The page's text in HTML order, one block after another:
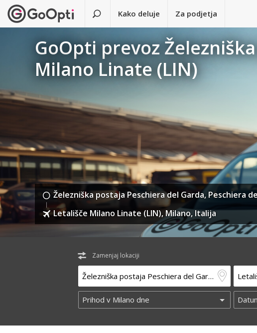
Kako deluje Za podjetja
GoOpti prevoz
Milano Linate (LIN)
Železniška postaja Peschiera del Garda, Peschiera
Letališče Milano Linate (LIN), Milano, Italija
Zamenjaj lokaciji